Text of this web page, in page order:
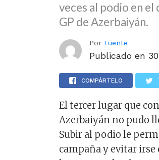
veces al podio en
GP de Azerbaiyán.
Por Fuente
Publicado en
COMPÁRTELO
El tercer lugar que
Azerbaiyán no pudo
Subir al podio le
campaña y evitar irse